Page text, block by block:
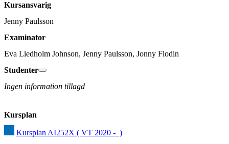
Kursansvarig
Jenny Paulsson
Examinator
Eva Liedholm Johnson, Jenny Paulsson, Jonny Flodin
Studenter
Ingen information tillagd
Kursplan
Kursplan AI252X ( VT 2020 -  )